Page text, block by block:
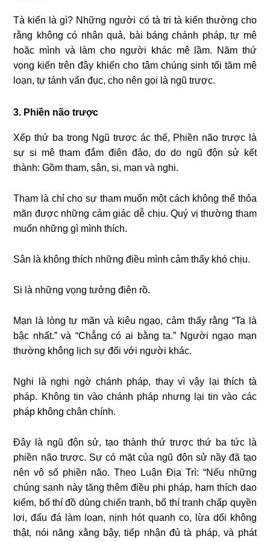
Tà kiến là gì? Những người có tà tri tà kiến thường cho
rằng không có nhân quả, bài báng chánh pháp, tự mê
hoặc mình và làm cho người khác mê lầm. Năm thứ
vọng kiến trên đây khiến cho tâm chúng sinh tối tăm mê
loạn, tự tánh vẩn đục, cho nên gọi là ngũ trược.
3. Phiền não trược
Xếp thứ ba trong Ngũ trược ác thế, Phiền não trược là
sự si mê tham đắm điên đảo, do do ngũ độn sử kết
thành: Gồm tham, sân, si, mạn và nghi.
Tham là chỉ cho sự tham muốn một cách không thể thỏa
mãn được những cảm giác dễ chịu. Quý vị thường tham
muốn những gì mình thích.
Sân là không thích những điều mình cảm thấy khó chịu.
Si là những vọng tưởng điên rồ.
Mạn là lòng tự mãn và kiêu ngạo, cảm thấy rằng “Ta là
bậc nhất.” và “Chẳng có ai bằng ta.” Người ngạo mạn
thường không lịch sự đối với người khác.
Nghi là nghi ngờ chánh pháp, thay vì vậy lại thích tà
pháp. Không tin vào chánh pháp nhưng lại tin vào các
pháp không chân chính.
Đây là ngũ độn sử, tạo thành thứ trược thứ ba tức là
phiền não trược. Sự có mặt của ngũ độn sử nầy đã tạo
nên vô số phiền não. Theo Luận Địa Trì: “Nếu những
chúng sanh này tăng thêm điều phi pháp, ham thích dao
kiếm, bố thí đồ dùng chiến tranh, bố thí tranh chấp quyền
lợi, đấu đá làm loạn, nịnh hót quanh co, lừa dối không
thật, nói năng xằng bậy, tiếp nhận đủ tà pháp, và phát